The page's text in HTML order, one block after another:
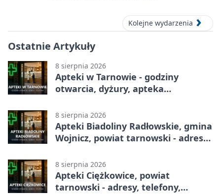
Kolejne wydarzenia
Ostatnie Artykuły
8 sierpnia 2026
Apteki w Tarnowie - godziny
otwarcia, dyżury, apteka
8 sierpnia 2026
Apteki Biadoliny Radłowskie, gmina
Wojnicz, powiat tarnowski - adresy,
8 sierpnia 2026
Apteki Ciężkowice, powiat
tarnowski - adresy, telefony,